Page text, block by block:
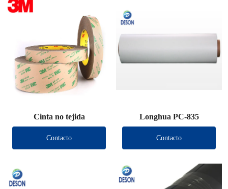
Cinta no tejida
Contacto
Longhua PC-835
Contacto